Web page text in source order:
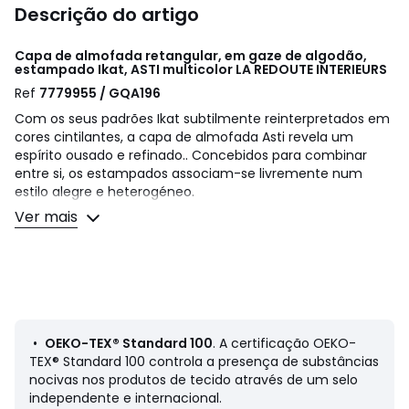
Descrição do artigo
Capa de almofada retangular, em gaze de algodão,
estampado Ikat, ASTI multicolor LA REDOUTE INTERIEURS
Ref 7779955 / GQA196
Com os seus padrões Ikat subtilmente reinterpretados em
cores cintilantes, a capa de almofada Asti revela um
espírito ousado e refinado.. Concebidos para combinar
entre si, os estampados associam-se livremente num
estilo alegre e heterogéneo.
Uma criação poética e moderna de La Redoute Intérieurs.
• Com fecho
• Almofadas de enchimento Terra à venda no site
Qualidade
Ver mais
• OEKO-TEX® Standard 100. A certificação OEKO-
TEX® Standard 100 controla a presença de substâncias
nocivas nos produtos de tecido através de um selo
independente e internacional.